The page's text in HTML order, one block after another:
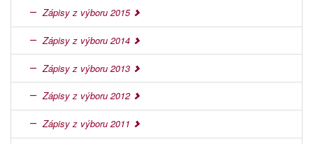
Zápisy z výboru 2015
Zápisy z výboru 2014
Zápisy z výboru 2013
Zápisy z výboru 2012
Zápisy z výboru 2011